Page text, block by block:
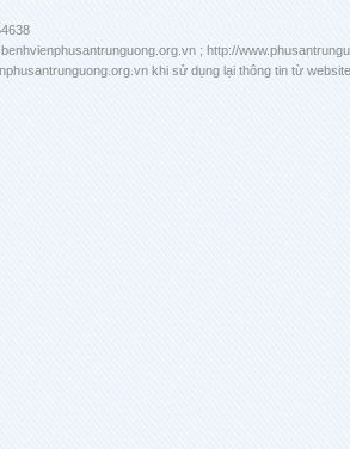
; http://
khi sử dụng lại thông tin từ